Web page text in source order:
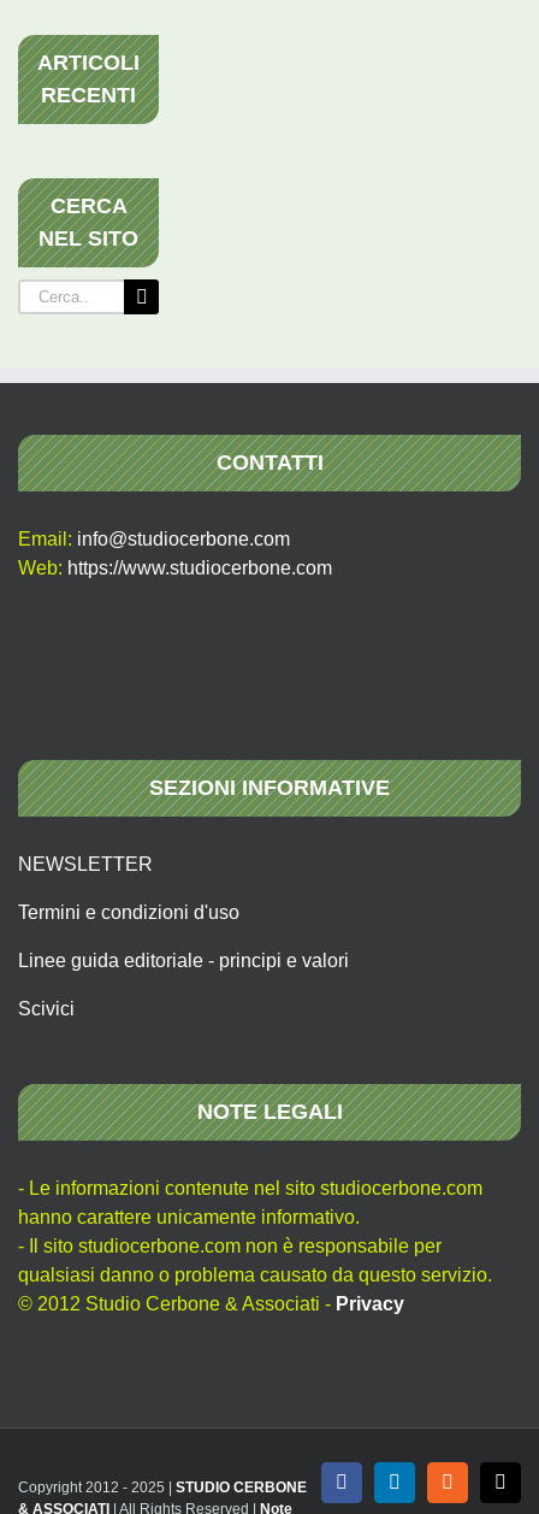
ARTICOLI
RECENTI
CERCA
NEL SITO
Cerca
per:
CONTATTI
Email: info@studiocerbone.com
Web: https://www.studiocerbone.com
SEZIONI INFORMATIVE
NEWSLETTER
Termini e condizioni d'uso
Linee guida editoriale - principi e valori
Scivici
NOTE LEGALI
- Le informazioni contenute nel sito studiocerbone.com
hanno carattere unicamente informativo.
- Il sito studiocerbone.com non è responsabile per
qualsiasi danno o problema causato da questo servizio.
© 2012 Studio Cerbone & Associati - Privacy
Copyright 2012 - 2025 | STUDIO CERBONE
& ASSOCIATI
| All Rights Reserved | Note
FacebookLinkedInRss X